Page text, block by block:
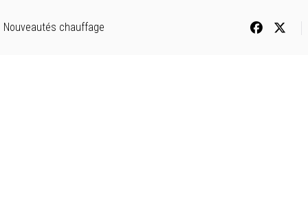
Nouveautés chauffage